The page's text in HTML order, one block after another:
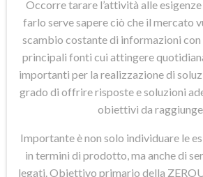
Occorre tarare l’attività alle
farlo serve sapere ciò che il mercato
scambio costante di informazioni con
principali fonti cui attingere
importanti per la realizzazione di
grado di offrire risposte e soluzioni
obiettivi da
Importante è non solo individuare le
in termini di prodotto, ma anche di
legati. Obiettivo primario della